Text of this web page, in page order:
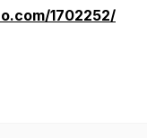
1702252/